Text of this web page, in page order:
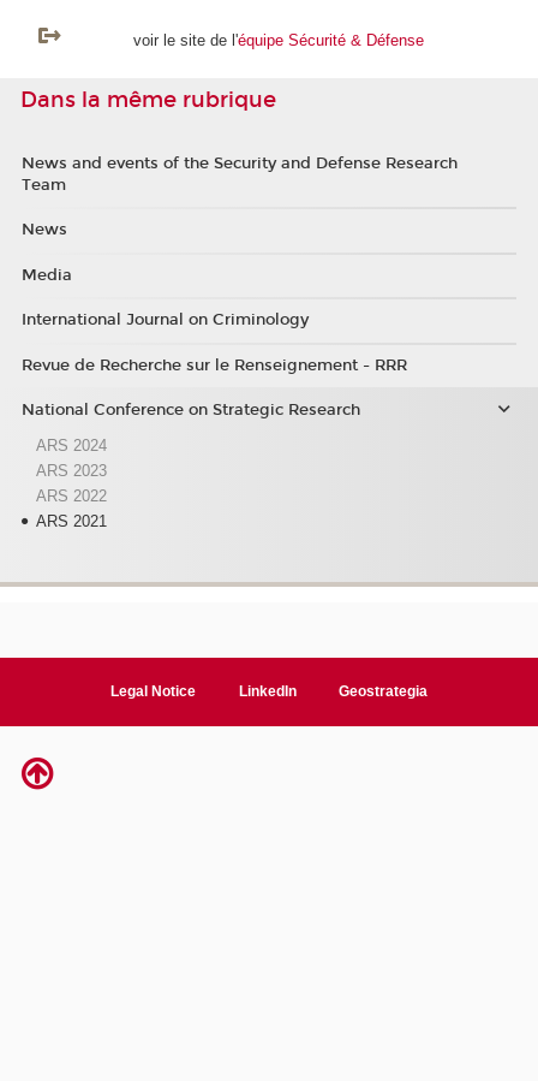
voir le site de l'équipe Sécurité & Défense
Dans la même rubrique
News and events of the Security and Defense Research
Team
News
Media
International Journal on Criminology
Revue de Recherche sur le Renseignement - RRR
National Conference on Strategic Research
ARS 2024
ARS 2023
ARS 2022
ARS 2021
Legal Notice LinkedIn Geostrategia